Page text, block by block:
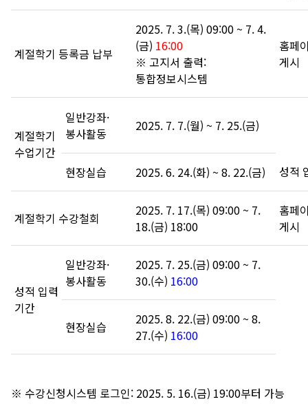
계절학기 등록금 납부
2025. 7. 3.(목) 09:00 ~ 7. 4.
(금) 16:00
※ 고지서 출력:
통합정보시스템
홈페
게시
계절학기
수업기간
일반강좌·
봉사활동
2025. 7. 7.(월) ~ 7. 25.(금)
현장실습 2025. 6. 24.(화) ~ 8. 22.(금) 성적
계절학기 수강철회
2025. 7. 17.(목) 09:00 ~ 7.
18.(금) 18:00
홈페
게시
성적 입력
기간
일반강좌·
봉사활동
2025. 7. 25.(금) 09:00 ~ 7.
30.(수) 16:00
현장실습
2025. 8. 22.(금) 09:00 ~ 8.
27.(수) 16:00
※ 수강신청시스템 로그인: 2025. 5. 16.(금) 19:00부터 가능